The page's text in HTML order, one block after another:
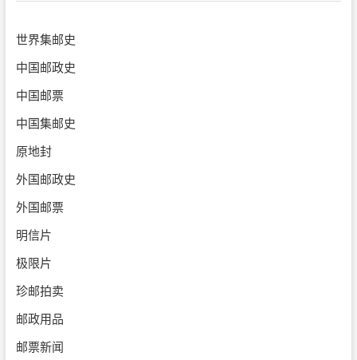
世界集邮史
中国邮政史
中国邮票
中国集邮史
原地封
外国邮政史
外国邮票
明信片
极限片
珍邮拍卖
邮政用品
邮票新闻